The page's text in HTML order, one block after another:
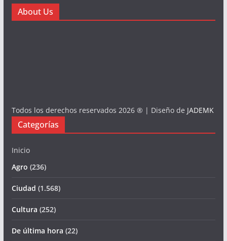
About Us
Todos los derechos reservados 2026 ® | Diseño de JADEMK
Categorías
Inicio
Agro (236)
Ciudad (1.568)
Cultura (252)
De última hora (22)